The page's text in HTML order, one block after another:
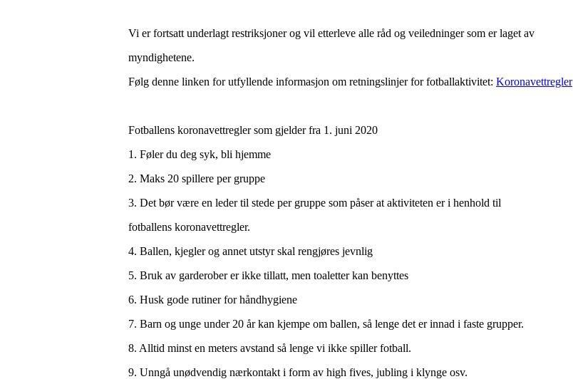
Vi er fortsatt underlagt restriksjoner og vil etterleve alle råd og veiledninger som er laget av
myndighetene.
Følg denne linken for utfyllende informasjon om retningslinjer for fotballaktivitet: Koronavettregler
Fotballens koronavettregler som gjelder fra 1. juni 2020
1. Føler du deg syk, bli hjemme
2. Maks 20 spillere per gruppe
3. Det bør være en leder til stede per gruppe som påser at aktiviteten er i henhold til
fotballens koronavettregler.
4. Ballen, kjegler og annet utstyr skal rengjøres jevnlig
5. Bruk av garderober er ikke tillatt, men toaletter kan benyttes
6. Husk gode rutiner for håndhygiene
7. Barn og unge under 20 år kan kjempe om ballen, så lenge det er innad i faste grupper.
8. Alltid minst en meters avstand så lenge vi ikke spiller fotball.
9. Unngå unødvendig nærkontakt i form av high fives, jubling i klynge osv.